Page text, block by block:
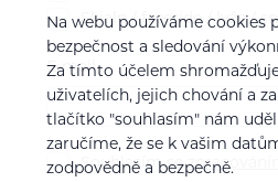
Skialp / freeride / lyže /
E-mail
Souhlasím se
Na webu používáme cookies
bezpečnost a sledování
Za tímto účelem
uživatelích, jejich chování a
tlačítko "souhlasím" nám
zaručíme, že se k vašim
zodpovědně a bezpečně.